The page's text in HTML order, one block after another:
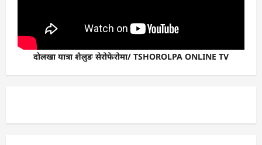
दोलखा यात्रा शैलुङ सेरोफेरोमा/ TSHOROLPA ONLINE TV